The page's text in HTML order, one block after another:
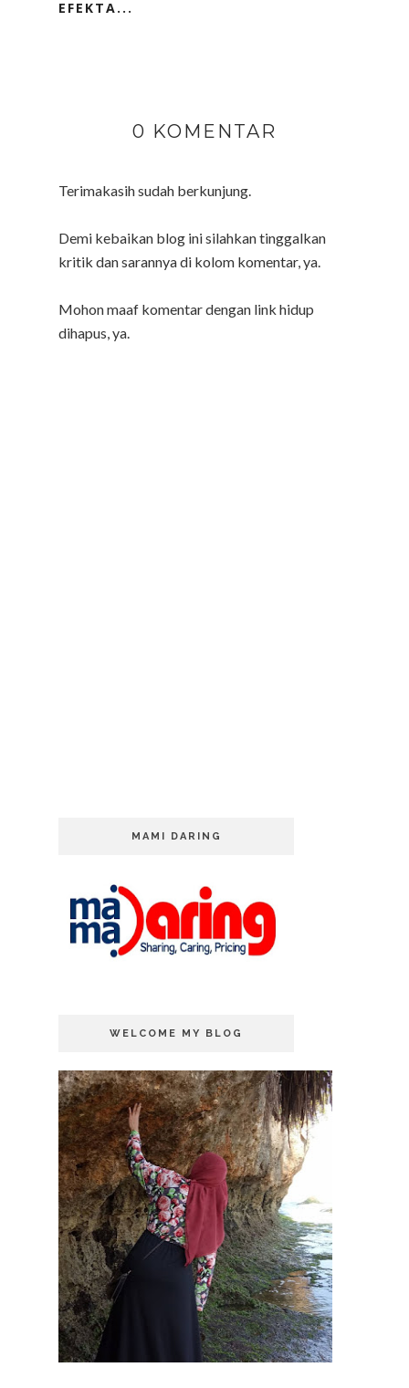
EFEKTA...
0 KOMENTAR
Terimakasih sudah berkunjung.
Demi kebaikan blog ini silahkan tinggalkan
kritik dan sarannya di kolom komentar, ya.
Mohon maaf komentar dengan link hidup
dihapus, ya.
MAMI DARING
WELCOME MY BLOG